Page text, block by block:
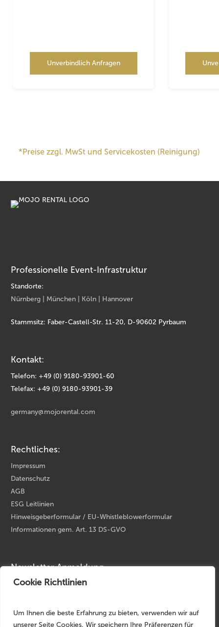
Cookie Richtlinien
Um Ihnen die beste Erfahrung zu bieten, verwenden wir auf
unserer Seite Cookies. Wir speichern Ihre Präferenzen für
Unverbindlich Anfragen
*Preise zzgl. MwSt und Servicekosten (Reinigung)
Professionelle Event-Infrastruktur
Standorte:
Nürnberg | München | Köln | Hannover
Stammsitz: Faber-Castell-Str. 11-20, D-90602 Pyrbaum
Kontakt:
Telefon: +49 (0) 9180-93901-60
Telefax: +49 (0) 9180-93901-39
germany@mojorental.com
Rechtliches:
Impressum
Datenschutz
AGB
ESG Leitlinien
Hinweisgeberformular / EU-Whistleblowerformular
Informationen gem. Art. 13 DS-GVO
Newsletter Anmeldung